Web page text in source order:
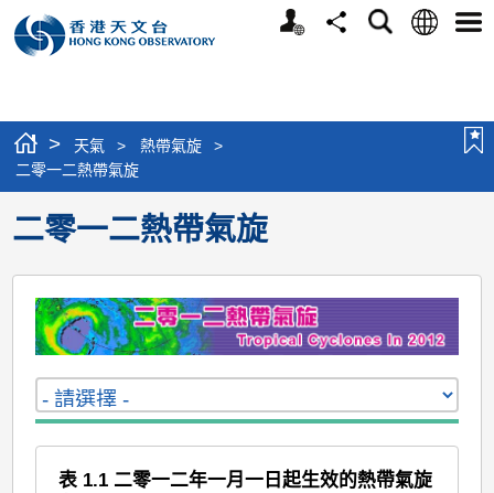
個
分
搜
語
選
> 天氣 > 熱帶氣旋
>
二零一二熱帶氣旋
二零一二熱帶氣旋
表 1.1 二零一二年一月一日起生效的熱帶氣旋